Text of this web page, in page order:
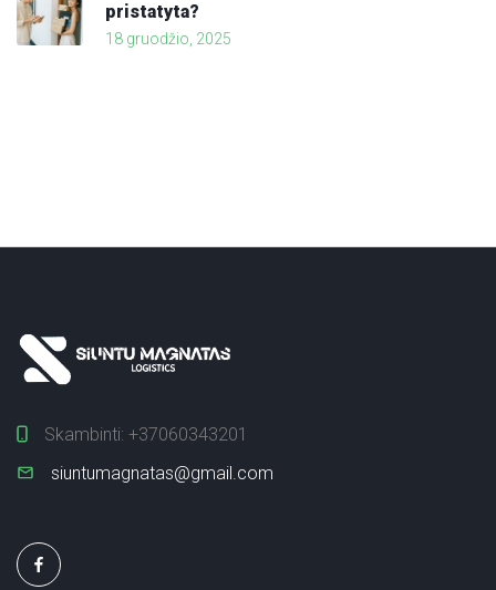
pristatyta?
18 gruodžio, 2025
Skambinti: +37060343201
siuntumagnatas@gmail.com